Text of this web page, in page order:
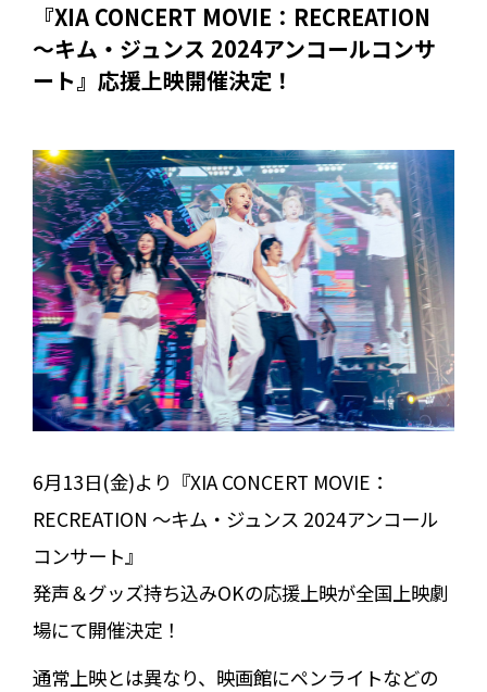
『XIA CONCERT MOVIE：RECREATION
～キム・ジュンス 2024アンコールコンサ
ート』応援上映開催決定！
6月13日(金)より『XIA CONCERT MOVIE：
RECREATION ～キム・ジュンス 2024アンコール
コンサート』
発声＆グッズ持ち込みOKの応援上映が全国上映劇
場にて開催決定！
通常上映とは異なり、映画館にペンライトなどの